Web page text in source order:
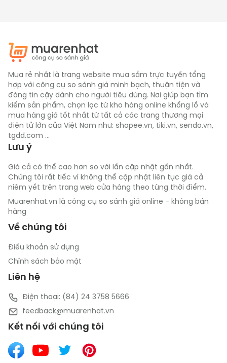
Mua rẻ nhất là trang website mua sắm trực tuyến tổng
hợp với công cụ so sánh giá minh bạch, thuận tiện và
đáng tin cậy dành cho người tiêu dùng. Nơi giúp bạn tìm
kiếm sản phẩm, chọn lọc từ kho hàng online khổng lồ và
mua hàng giá tốt nhất từ tất cả các trang thương mại
điện tử lớn của Việt Nam như: shopee.vn, tiki.vn, sendo.vn,
tgdd.com ...
Về chúng tôi
Điều khoản sử dụng
Chính sách bảo mật
Liên hệ
Điện thoại: (84) 24 3758 5666
feedback@muarenhat.vn
Kết nối với chúng tôi
Lưu ý
Giá cả có thể cao hơn so với lần cập nhật gần nhất.
Chúng tôi rất tiếc vì không thể cập nhật liên tục giá cả
niêm yết trên trang web cửa hàng theo từng thời điểm.
Muarenhat.vn là công cụ so sánh giá online - không bán
hàng